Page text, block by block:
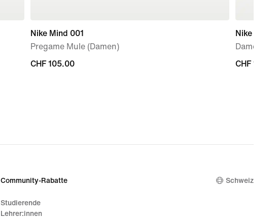
Nike Mind 001
Pregame Mule (Damen)
CHF 105.00
CHF 105.00
Nike Free
Damen-
CHF
CHF
Community-Rabatte
Studierende
Lehrer:innen
Schweiz